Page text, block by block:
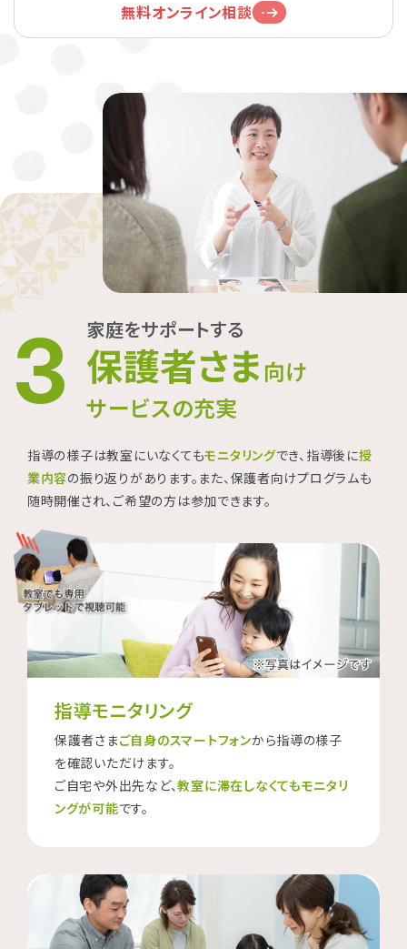
無料オンライン相談
3 家庭をサポートする
保護者さま 向け
サービスの充実
指導の様子は教室にいなくてもモニタリングでき、指導後に授
業内容の振り返りがあります。また、保護者向けプログラムも
随時開催され、ご希望の方は参加できます。
指導モニタリング
保護者さまご自身のスマートフォンから指導の様子
を確認いただけます。
ご自宅や外出先など、教室に滞在しなくてもモニタリ
ングが可能です。